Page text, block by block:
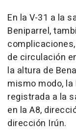
En la V-31 a la
Beniparrel,
de circulación
la altura de
mismo modo,
registrada a la
en la A8,
dirección Irún.